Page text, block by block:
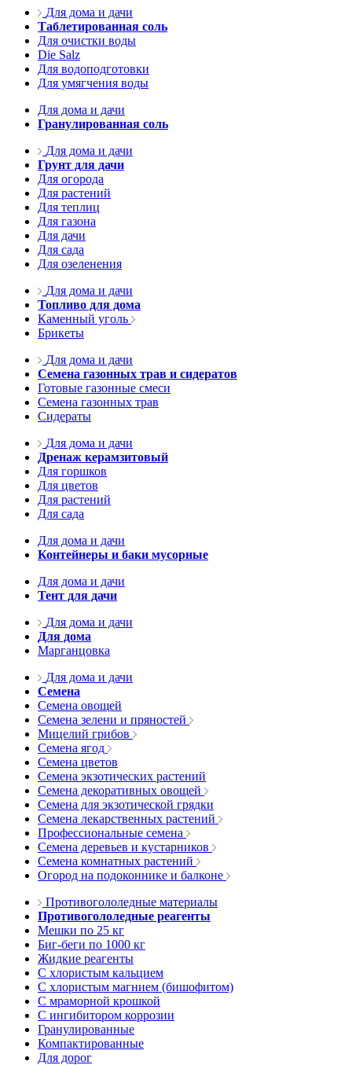
Для дома и дачи
Таблетированная соль
Для очистки воды
Die Salz
Для водоподготовки
Для умягчения воды
Для дома и дачи
Гранулированная соль
Для дома и дачи
Грунт для дачи
Для огорода
Для растений
Для теплиц
Для газона
Для дачи
Для сада
Для озеленения
Для дома и дачи
Топливо для дома
Каменный уголь
Брикеты
Для дома и дачи
Семена газонных трав и сидератов
Готовые газонные смеси
Семена газонных трав
Сидераты
Для дома и дачи
Дренаж керамзитовый
Для горшков
Для цветов
Для растений
Для сада
Для дома и дачи
Контейнеры и баки мусорные
Для дома и дачи
Тент для дачи
Для дома и дачи
Для дома
Марганцовка
Для дома и дачи
Семена
Семена овощей
Семена зелени и пряностей
Мицелий грибов
Семена ягод
Семена цветов
Семена экзотических растений
Семена декоративных овощей
Семена для экзотической грядки
Семена лекарственных растений
Профессиональные семена
Семена деревьев и кустарников
Семена комнатных растений
Огород на подоконнике и балконе
Противогололедные материалы
Противогололедные реагенты
Мешки по 25 кг
Биг-беги по 1000 кг
Жидкие реагенты
С хлористым кальцием
С хлористым магнием (бишофитом)
С мраморной крошкой
С ингибитором коррозии
Гранулированные
Компактированные
Для дорог